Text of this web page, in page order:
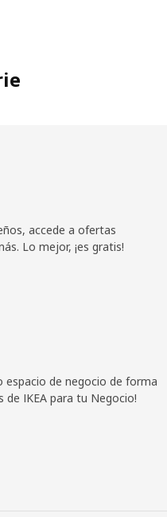
accede a ofertas
Lo mejor, ¡es gratis!
espacio de negocio de forma
de IKEA para tu Negocio!